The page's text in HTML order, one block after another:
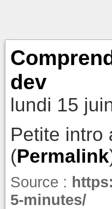
dev
lundi 15
Petite intro
(Permalink
Source :
5-minutes/